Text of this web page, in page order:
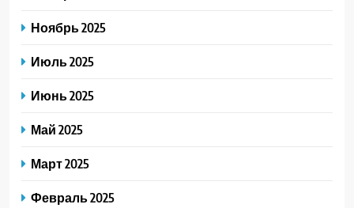
Ноябрь 2025
Июль 2025
Июнь 2025
Май 2025
Март 2025
Февраль 2025